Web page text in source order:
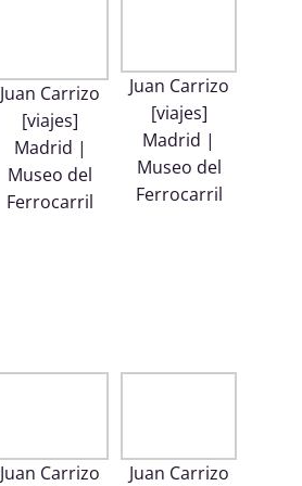
Juan Carrizo
[viajes]
Madrid |
Museo del
Ferrocarril
Juan Carrizo
[viajes]
Madrid |
Museo del
Ferrocarril
Juan Carrizo
Juan Carrizo